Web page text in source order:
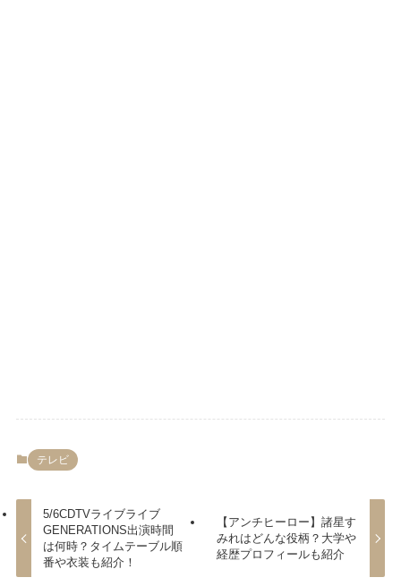
テレビ
5/6CDTVライブライブ
GENERATIONS出演時間
は何時？タイムテーブル順
番や衣装も紹介！
【アンチヒーロー】諸星す
みれはどんな役柄？大学や
経歴プロフィールも紹介